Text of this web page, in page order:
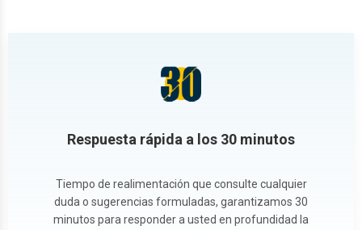
Respuesta rápida a los 30 minutos
Tiempo de realimentación que consulte cualquier
duda o sugerencias formuladas, garantizamos 30
minutos para responder a usted en profundidad la